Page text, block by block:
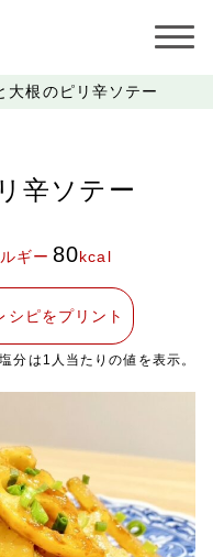
大根のピリ辛ソテー
辛ソテー
ギー 80kcal
シピをプリント
分は1人当たりの値を表示。